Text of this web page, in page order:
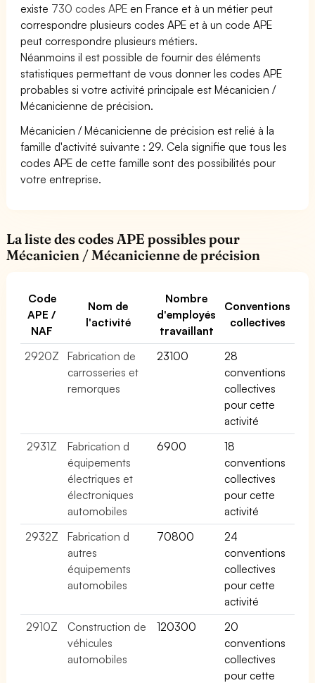
existe 730 codes APE en France et à un métier peut
correspondre plusieurs codes APE et à un code APE
peut correspondre plusieurs métiers.
Néanmoins il est possible de fournir des éléments
statistiques permettant de vous donner les codes APE
probables si votre activité principale est Mécanicien /
Mécanicienne de précision.
Mécanicien / Mécanicienne de précision est relié à la
famille d'activité suivante : 29. Cela signifie que tous les
codes APE de cette famille sont des possibilités pour
votre entreprise.
La liste des codes APE possibles pour
Mécanicien / Mécanicienne de précision
Code
APE /
NAF
Nom de
l'activité
Nombre
d'employés
travaillant
Conventions
collectives
2920Z
Fabrication de
carrosseries et
remorques
23100
28
conventions
collectives
pour cette
activité
2931Z
Fabrication d
équipements
électriques et
électroniques
automobiles
6900
18
conventions
collectives
pour cette
activité
2932Z
Fabrication d
autres
équipements
automobiles
70800
24
conventions
collectives
pour cette
activité
2910Z
Construction de
véhicules
automobiles
120300
20
conventions
collectives
pour cette